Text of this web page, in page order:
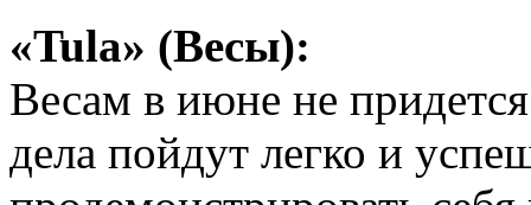
«Tula» (Весы):
Весам в июне не
дела пойдут легко и